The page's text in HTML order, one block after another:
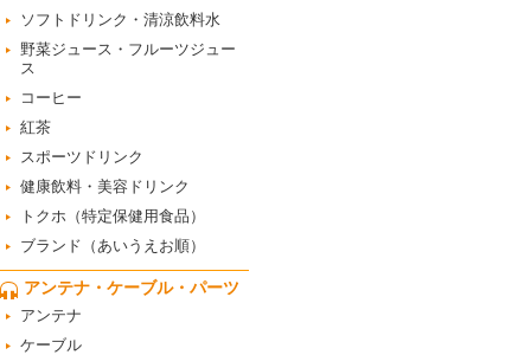
ソフトドリンク・清涼飲料水
野菜ジュース・フルーツジュー
ス
コーヒー
紅茶
スポーツドリンク
健康飲料・美容ドリンク
トクホ（特定保健用食品）
ブランド（あいうえお順）
アンテナ・ケーブル・パーツ
アンテナ
ケーブル